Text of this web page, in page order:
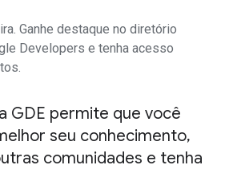
Ganhe destaque no diretório
Developers e tenha acesso
GDE permite que você
seu conhecimento,
comunidades e tenha